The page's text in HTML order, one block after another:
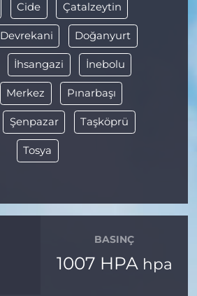
Cide Çatalzeytin
Devrekani Doğanyurt
İhsangazi İnebolu
Merkez Pınarbaşı
Şenpazar Taşköprü
Tosya
BASINÇ
1007 HPA hpa